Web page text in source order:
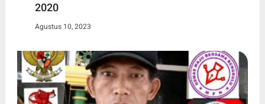
2020
Agustus 10, 2023